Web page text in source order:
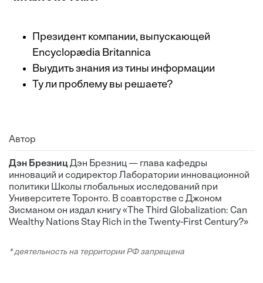
Президент компании, выпускающей
Encyclopædia Britannica
Выудить знания из тины информации
Ту ли проблему вы решаете?
Автор
Дэн БрезницДэн Брезниц — глава кафедры
инноваций и содиректор Лаборатории инновационной
политики Школы глобальных исследований при
Университете Торонто. В соавторстве с Джоном
Зисманом он издал книгу «The Third Globalization: Can
Wealthy Nations Stay Rich in the Twenty-First Century?»
* деятельность на территории РФ запрещена